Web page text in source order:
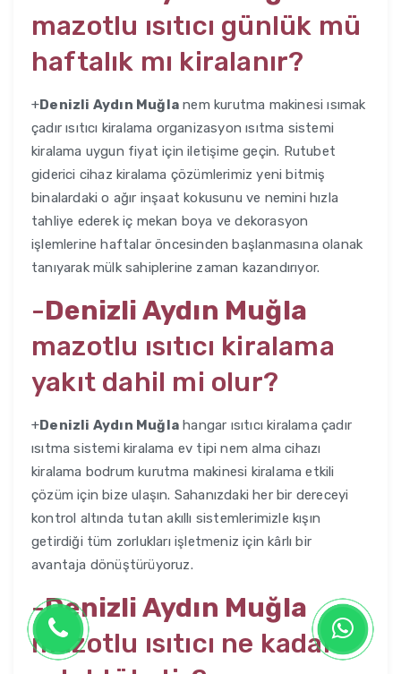
mazotlu ısıtıcı günlük mü
haftalık mı kiralanır?
+Denizli Aydın Muğla nem kurutma makinesi ısımak
çadır ısıtıcı kiralama organizasyon ısıtma sistemi
kiralama uygun fiyat için iletişime geçin. Rutubet
giderici cihaz kiralama çözümlerimiz yeni bitmiş
binalardaki o ağır inşaat kokusunu ve nemini hızla
tahliye ederek iç mekan boya ve dekorasyon
işlemlerine haftalar öncesinden başlanmasına olanak
tanıyarak mülk sahiplerine zaman kazandırıyor.
-Denizli Aydın Muğla
mazotlu ısıtıcı kiralama
yakıt dahil mi olur?
+Denizli Aydın Muğla hangar ısıtıcı kiralama çadır
ısıtma sistemi kiralama ev tipi nem alma cihazı
kiralama bodrum kurutma makinesi kiralama etkili
çözüm için bize ulaşın. Sahanızdaki her bir dereceyi
kontrol altında tutan akıllı sistemlerimizle kışın
getirdiği tüm zorlukları işletmeniz için kârlı bir
avantaja dönüştürüyoruz.
-Denizli Aydın Muğla
mazotlu ısıtıcı ne kadar